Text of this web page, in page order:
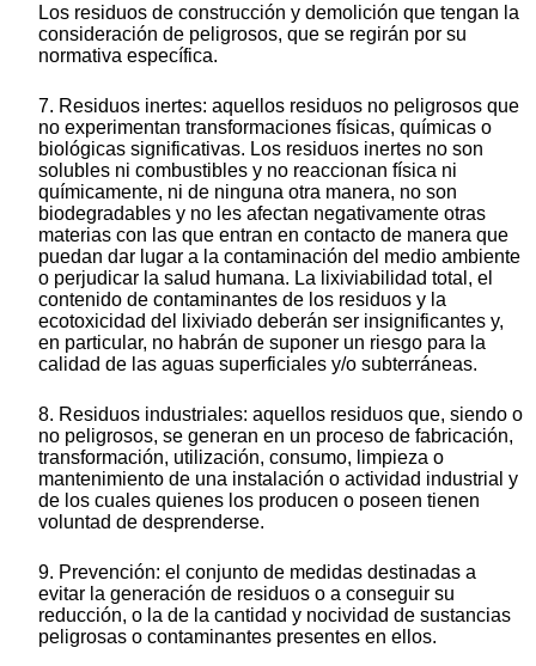
Los residuos de construcción y demolición que tengan la
consideración de peligrosos, que se regirán por su
normativa específica.
7. Residuos inertes: aquellos residuos no peligrosos que
no experimentan transformaciones físicas, químicas o
biológicas significativas. Los residuos inertes no son
solubles ni combustibles y no reaccionan física ni
químicamente, ni de ninguna otra manera, no son
biodegradables y no les afectan negativamente otras
materias con las que entran en contacto de manera que
puedan dar lugar a la contaminación del medio ambiente
o perjudicar la salud humana. La lixiviabilidad total, el
contenido de contaminantes de los residuos y la
ecotoxicidad del lixiviado deberán ser insignificantes y,
en particular, no habrán de suponer un riesgo para la
calidad de las aguas superficiales y/o subterráneas.
8. Residuos industriales: aquellos residuos que, siendo o
no peligrosos, se generan en un proceso de fabricación,
transformación, utilización, consumo, limpieza o
mantenimiento de una instalación o actividad industrial y
de los cuales quienes los producen o poseen tienen
voluntad de desprenderse.
9. Prevención: el conjunto de medidas destinadas a
evitar la generación de residuos o a conseguir su
reducción, o la de la cantidad y nocividad de sustancias
peligrosas o contaminantes presentes en ellos.